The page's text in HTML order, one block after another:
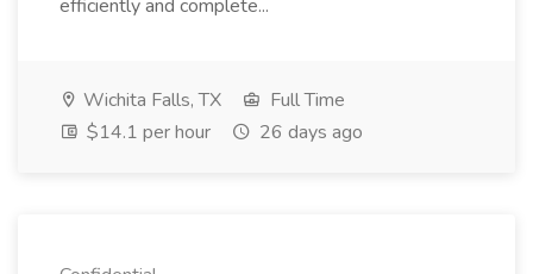
efficiently and complete...
Wichita Falls, TX
Full Time
$14.1 per hour
26 days ago